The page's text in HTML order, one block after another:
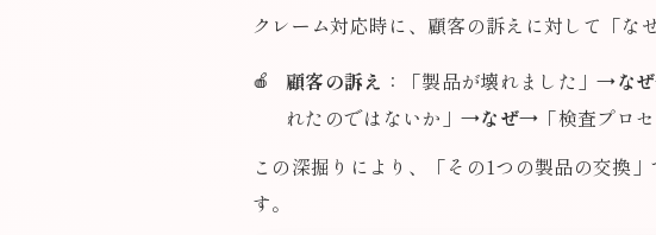
クレーム対応時に、顧客の訴えに対して「な
顧客の訴え ：「製品が壊れました」→なぜ
れたのではないか」→なぜ→「検査プロセ
この深掘りにより、「その1つの製品の交換
す。